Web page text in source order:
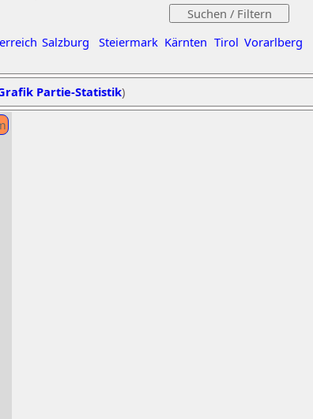
Salzburg Steiermark Kärnten Tirol Vorarlberg
Partie-Statistik)